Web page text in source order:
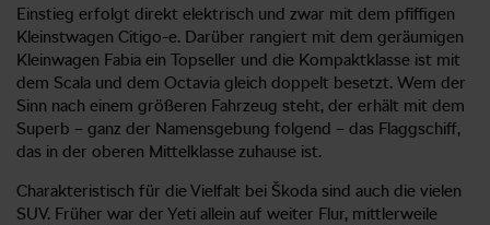
Einstieg erfolgt direkt elektrisch und zwar mit dem pfiffigen
Kleinstwagen Citigo-e. Darüber rangiert mit dem geräumigen
Kleinwagen Fabia ein Topseller und die Kompaktklasse ist mit
dem Scala und dem Octavia gleich doppelt besetzt. Wem der
Sinn nach einem größeren Fahrzeug steht, der erhält mit dem
Superb – ganz der Namensgebung folgend – das Flaggschiff,
das in der oberen Mittelklasse zuhause ist.
Charakteristisch für die Vielfalt bei Škoda sind auch die vielen
SUV. Früher war der Yeti allein auf weiter Flur, mittlerweile